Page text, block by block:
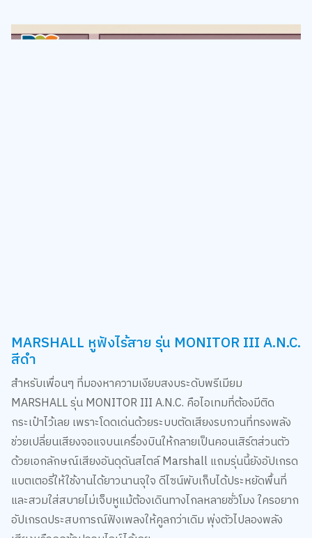
MARSHALL หูฟังไร้สาย รุ่น MONITOR III A.N.C.
สีดำ
สำหรับเพื่อนๆ ที่มองหาความเงียบสงบระดับพรีเมียม
MARSHALL รุ่น MONITOR III A.N.C. คือไอเทมที่ต้องมีติด
กระเป๋าไว้เลย เพราะโดดเด่นด้วยระบบตัดเสียงรบกวนที่ทรงพลัง
ช่วยเปลี่ยนเสียงจอแจบนเครื่องบินให้กลายเป็นคอนเสิร์ตส่วนตัว
ด้วยเอกลักษณ์เสียงอันดุดันสไตล์ Marshall แถมรุ่นนี้ยังอัปเกรด
แบตเตอรี่ให้ใช้งานได้ยาวนานจุใจ ดีไซน์พับเก็บได้ประหยัดพื้นที่
และสวมใส่สบายไม่เจ็บหูแม้ต้องเดินทางไกลหลายชั่วโมง ใครอยาก
อัปเกรดประสบการณ์ฟังเพลงให้คูลกว่าเดิม พุ่งตัวไปลองพลัง
เสียงหรือกดช้อปออนไลน์ได้เลย